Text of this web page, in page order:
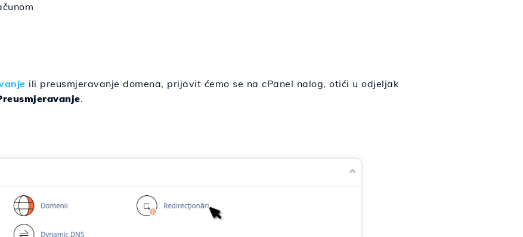
ili preusmjeravanje domena, prijavit ćemo se na cPanel nalog, otići u odjeljak
.